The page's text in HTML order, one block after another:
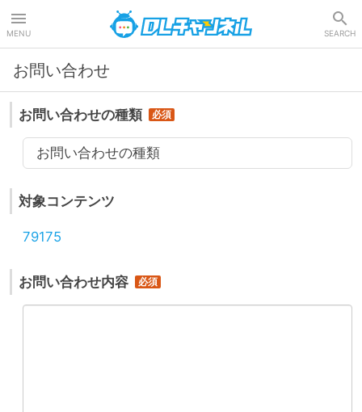
MENU SEARCH
お問い合わせ
お問い合わせの種類
お問い合わせの種類
対象コンテンツ
79175
お問い合わせ内容